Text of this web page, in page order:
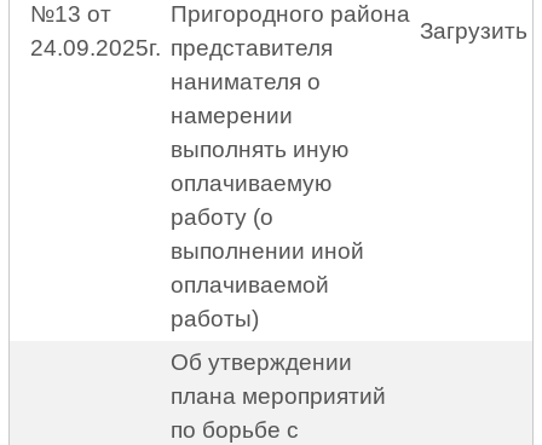
№13 от
24.09.2025г.
Пригородного района
представителя
нанимателя о
намерении
выполнять иную
оплачиваемую
работу (о
выполнении иной
оплачиваемой
работы)
Загрузить
Об утверждении
плана мероприятий
по борьбе с